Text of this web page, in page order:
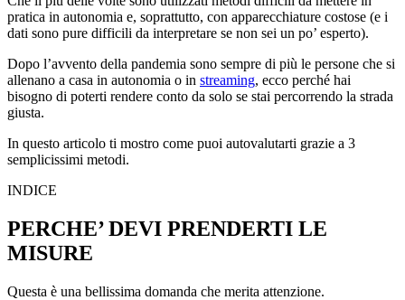
pratica in autonomia e, soprattutto, con apparecchiature costose (e i
dati sono pure difficili da interpretare se non sei un po’ esperto).
Dopo l’avvento della pandemia sono sempre di più le persone che si
allenano a casa in autonomia o in streaming, ecco perché hai
bisogno di poterti rendere conto da solo se stai percorrendo la strada
giusta.
In questo articolo ti mostro come puoi autovalutarti grazie a 3
semplicissimi metodi.
INDICE
PERCHE’ DEVI PRENDERTI LE
MISURE
Questa è una bellissima domanda che merita attenzione.